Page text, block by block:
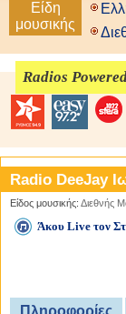
Είδη
μουσικής
Radios
Radio DeeJay
Είδος μουσικής: Διεθνής
Άκου Live τον
Πληροφορίες